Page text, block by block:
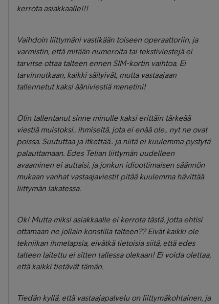
kerrota asiakkaalle!!!
Vaihdoin liittymäni vastikään toiseen operaattoriin, ja
varmistin, että mitään numeroita tai tekstiviestejä ei
tarvitse ottaa talteen ennen SIM-kortin vaihtoa. Ei
tarvinnutkaan, kaikki säilyivät, mutta vastaajaan
tallennetut kaksi ääniviestiä menetini!
Olin tallentanut sinne minulle kaksi erittäin tärkeää
viestiä muistoksi.. ihmiseltä, jota ei enää ole.. nyt ne ovat
poissa. Suututtaa ja itkettää.. ja niitä ei kuulemma pystytä
palauttamaan. Edes Telian liittymän uudelleen
avaaminen ei auttaisi, ja jonkun idioottimaisen säännön
mukaan vanhat vastaajaviestit pitää kuulemma hävittää
liittymän lakatessa.
Ok! Mutta miksi asiakkaalle ei kerrota tästä, jotta ehtisi
ottamaan ne jollain konstilla talteen?? Eivät kaikki ole
tekniikan ihmelapsia, eivätkä tietoisia siitä, että edes
talteen laitettu ei sitten tallessa olekaan! Ei voida olettaa,
että kaikki tietävät tämän.
Tiedän kyllä, että vastaajapalvelu on liittymäkohtainen, ja